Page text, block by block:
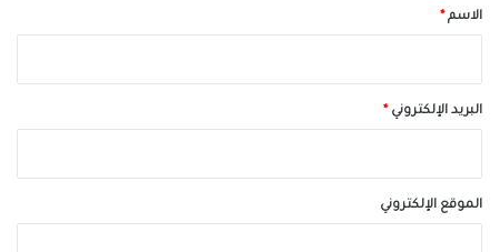
*الاسم*
البريد الإلكتروني*
الموقع الإلكتروني